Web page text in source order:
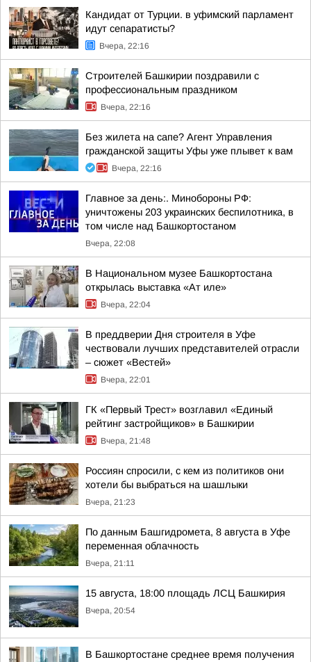
Кандидат от Турции. в уфимский парламент
идут сепаратисты?
Вчера, 22:16
Строителей Башкирии поздравили с
профессиональным праздником
Вчера, 22:16
Без жилета на сапе? Агент Управления
гражданской защиты Уфы уже плывет к вам
Вчера, 22:16
Главное за день:. Минобороны РФ:
уничтожены 203 украинских беспилотника, в
том числе над Башкортостаном
Вчера, 22:08
В Национальном музее Башкортостана
открылась выставка «Ат иле»
Вчера, 22:04
В преддверии Дня строителя в Уфе
чествовали лучших представителей отрасли
– сюжет «Вестей»
Вчера, 22:01
ГК «Первый Трест» возглавил «Единый
рейтинг застройщиков» в Башкирии
Вчера, 21:48
Россиян спросили, с кем из политиков они
хотели бы выбраться на шашлыки
Вчера, 21:23
По данным Башгидромета, 8 августа в Уфе
переменная облачность
Вчера, 21:11
15 августа, 18:00 площадь ЛСЦ Башкирия
Вчера, 20:54
В Башкортостане среднее время получения